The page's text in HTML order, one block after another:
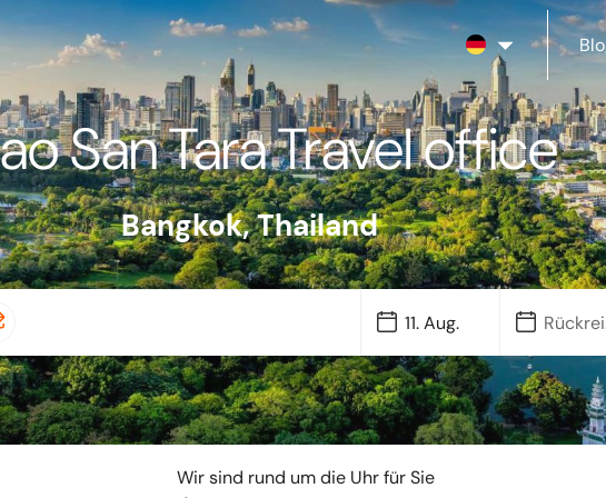
San Tara Travel office
Bangkok,Thailand
Wir sind rund um die Uhr für Sie